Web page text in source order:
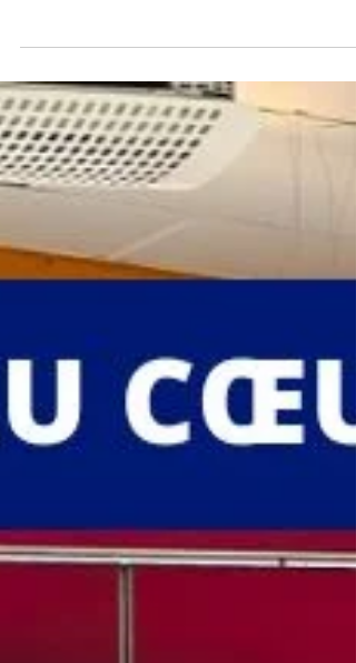
Loire a 80 ans. A cette occasion, nous
la Loire lors de l'assemblée générale au
mois de juin 2026. Naissance de l’Unaf, les
fondations de la politique familiale Depuis
1945 à nos jours, histoire de la politique
familiale et de l'institution Unaf-Udaf-Uraf. ➡
nous/histoire-union-nationale-des-
associations-famil